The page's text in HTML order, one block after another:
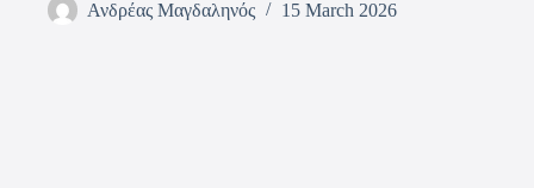
Ανδρέας Μαγδαληνός 15 March 2026